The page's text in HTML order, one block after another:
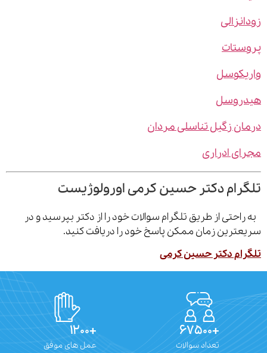
زگیل تناسلی مردان
ادراری
دکتر حسین کرمی اورولوژیست
از طریق تلگرام سوالات خود را از دکتر بپرسید و در
زمان ممکن پاسخ خود را دریافت کنید.
دکتر حسین کرمی
تعداد سوالات عمل های موفق